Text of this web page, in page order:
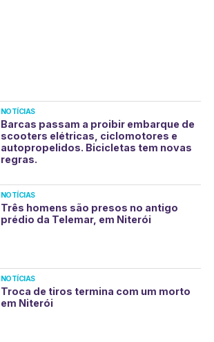
NOTÍCIAS
Barcas passam a proibir embarque de
scooters elétricas, ciclomotores e
autopropelidos. Bicicletas tem novas
regras.
NOTÍCIAS
Três homens são presos no antigo
prédio da Telemar, em Niterói
NOTÍCIAS
Troca de tiros termina com um morto
em Niterói